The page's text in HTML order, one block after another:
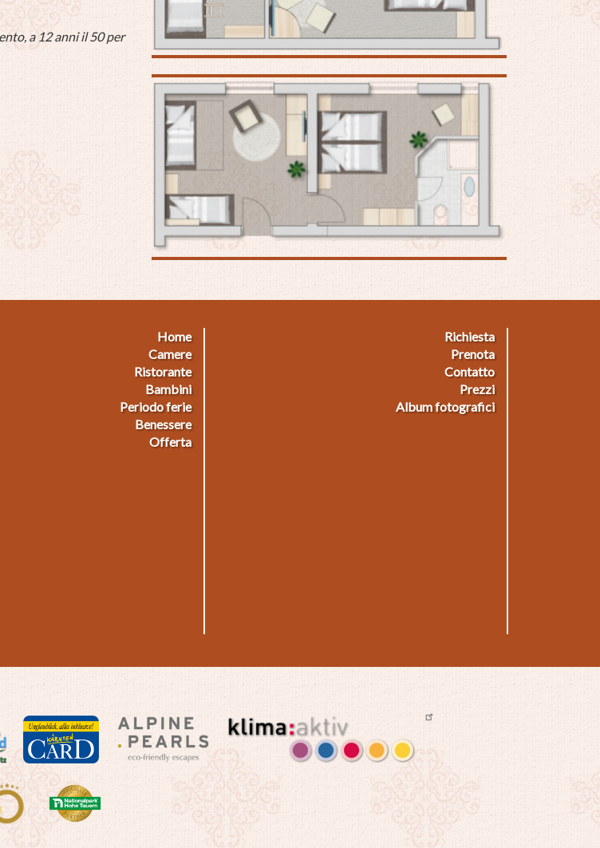
a 12 anni il 50 per
Home
Camere
Ristorante
Bambini
Periodo ferie
Benessere
Offerta
Richiesta
Prenota
Contatto
Prezzi
Album fotografici